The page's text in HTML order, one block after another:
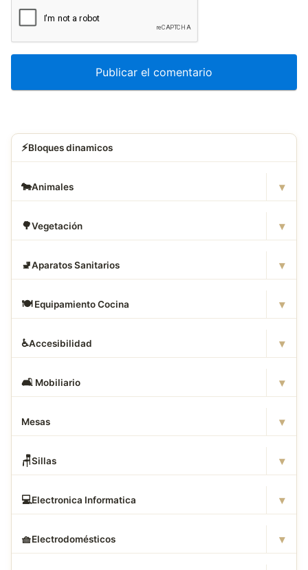
⚡Bloques dinamicos
🐄Animales ▾
🌳Vegetación ▾
🚽Aparatos Sanitarios ▾
🍽️ Equipamiento Cocina ▾
♿Accesibilidad ▾
🛋 ️ Mobiliario ▾
Mesas ▾
🪑Sillas ▾
💻Electronica Informatica ▾
🧺Electrodomésticos ▾